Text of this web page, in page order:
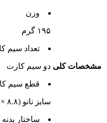
مشخصات کلی
وزن
۱۹۵ گرم
تعداد سيم
دو سيم کارت
قطع سيم
سایز نانو (۸.۸ × ۱۲.۳ میلی‌متر)
ساختار بدنه